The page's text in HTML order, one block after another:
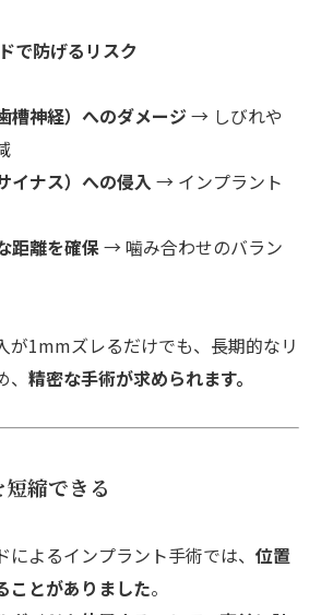
で防げるリスク
槽神経）へのダメージ→ しびれや
イナス）への侵入 → インプラント
距離を確保 → 噛み合わせのバラン
が1mmズレるだけでも、長期的なリ
精密な手術が求められます。
縮できる
よるインプラント手術では、 位置
ことがありました。